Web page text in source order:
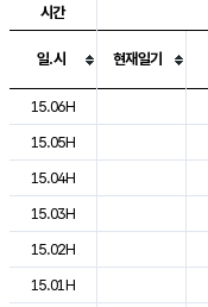
도시별 기상실황표로 지
시간
일.시 현재일기
15.06H
15.05H
15.04H
15.03H
15.02H
15.01H